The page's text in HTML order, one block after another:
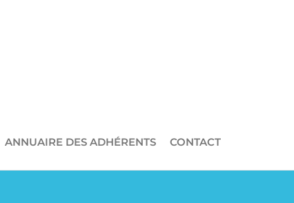
ANNUAIRE DES ADHÉRENTS CONTACT